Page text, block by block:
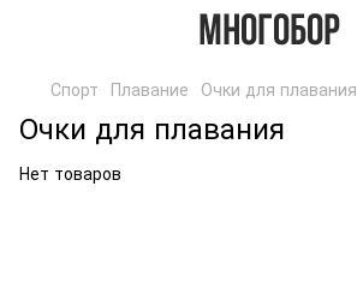
Спорт Плавание Очки для плавания
Очки для плавания
Нет товаров